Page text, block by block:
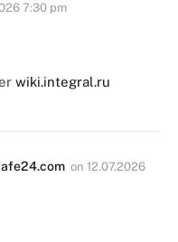
7:30 pm
wiki.integral.ru
on 12.07.2026